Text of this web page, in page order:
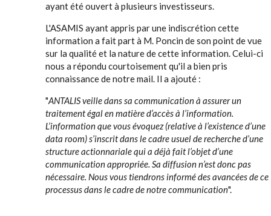
ayant été ouvert à plusieurs investisseurs.
L'ASAMIS ayant appris par une indiscrétion cette
information a fait part à M. Poncin de son point de vue
sur la qualité et la nature de cette information. Celui-ci
nous a répondu courtoisement qu'il a bien pris
connaissance de notre mail. Il a ajouté :
"ANTALIS veille dans sa communication à assurer un
traitement égal en matière d’accès à l’information.
L’information que vous évoquez (relative à l’existence d’une
data room) s’inscrit dans le cadre usuel de recherche d’une
structure actionnariale qui a déjà fait l’objet d’une
communication appropriée. Sa diffusion n’est donc pas
nécessaire. Nous vous tiendrons informé des avancées de ce
processus dans le cadre de notre communication".